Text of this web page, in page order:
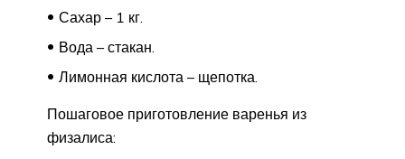
Сахар – 1 кг.
Вода – стакан.
Лимонная кислота – щепотка.
Пошаговое приготовление варенья из
физалиса: